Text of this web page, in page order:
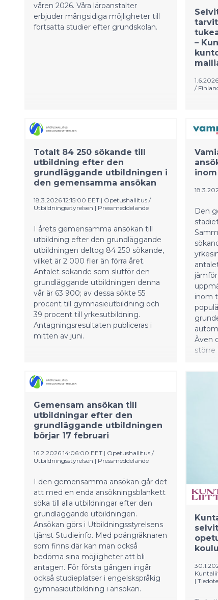
våren 2026. Våra läroanstalter
erbjuder mångsidiga möjligheter till
fortsatta studier efter grundskolan.
–
/
eivät
saa
Totalt 84 250 sökande till
utbildning efter den
grundläggande utbildningen i
den gemensamma ansökan
18.3.2026 12:15:00 EET | Opetushallitus /
Utbildningsstyrelsen | Pressmeddelande
I årets gemensamma ansökan till
utbildning efter den grundläggande
utbildningen deltog 84 250 sökande,
vilket är 2 000 fler än förra året.
Antalet sökande som slutför den
grundläggande utbildningen denna
vår är 63 900; av dessa sökte 55
procent till gymnasieutbildning och
39 procent till yrkesutbildning.
Antagningsresultaten publiceras i
mitten av juni.
Den
inom
Även
större
mest
inom
där
på
Gemensam ansökan till
utbildningar efter den
grundläggande utbildningen
börjar 17 februari
16.2.2026 14:06:00 EET | Opetushallitus /
Utbildningsstyrelsen | Pressmeddelande
I den gemensamma ansökan går det
att med en enda ansökningsblankett
söka till alla utbildningar efter den
grundläggande utbildningen.
Ansökan görs i Utbildningsstyrelsens
tjänst Studieinfo. Med poängräknaren
som finns där kan man också
bedöma sina möjligheter att bli
antagen. För första gången ingår
också studieplatser i engelskspråkig
gymnasieutbildning i ansökan.
| Tiedote